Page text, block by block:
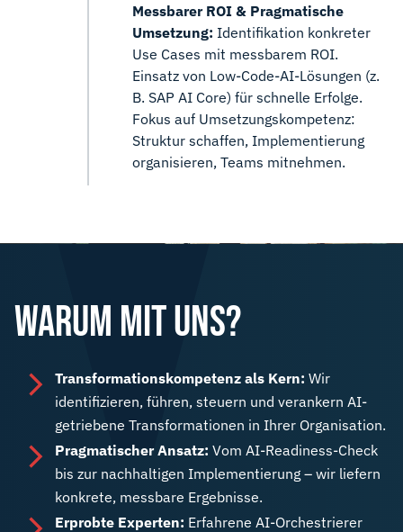
Messbarer ROI & Pragmatische
Umsetzung: Identifikation konkreter
Use Cases mit messbarem ROI.
Einsatz von Low-Code-AI-Lösungen (z.
B. SAP AI Core) für schnelle Erfolge.
Fokus auf Umsetzungskompetenz:
Struktur schaffen, Implementierung
organisieren, Teams mitnehmen.
WARUM MIT UNS?
Transformationskompetenz als Kern: Wir
identifizieren, führen, steuern und verankern AI-
getriebene Transformationen in Ihrer Organisation.
Pragmatischer Ansatz: Vom AI-Readiness-Check
bis zur nachhaltigen Implementierung – wir liefern
konkrete, messbare Ergebnisse.
Erprobte Experten: Erfahrene AI-Orchestrierer